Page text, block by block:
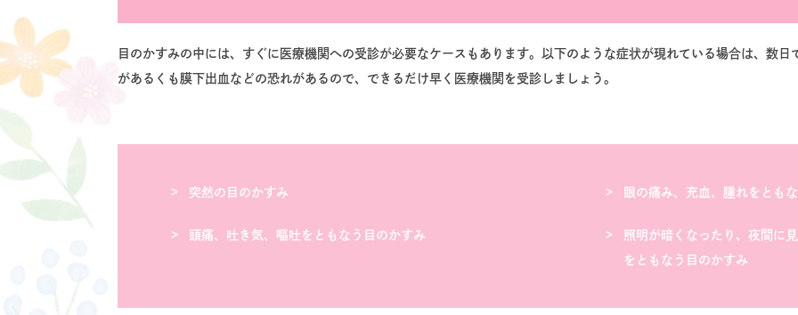
目のかすみの中には、すぐに医療機関への受診が必要なケースもあります。以下のような症状が現れている場合は、数
があるくも膜下出血などの恐れがあるので、できるだけ早く医療機関を受診しましょう。
突然の目のかすみ 眼の痛み、充血、腫れをとも
頭痛、吐き気、嘔吐をともなう目のかすみ
照明が暗くなったり、夜間に
をともなう目のかすみ